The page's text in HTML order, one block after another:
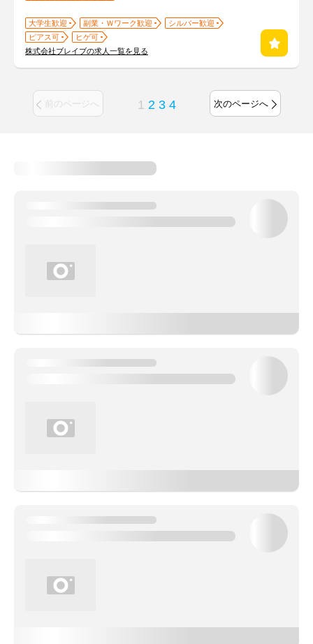
大学生歓迎 副業・Ｗワーク歓迎
シルバー歓迎
ピアス可
ヒゲ可
株式会社ブレイブの求人一覧を見る
前のページへ 1 2 3 4 次のページへ